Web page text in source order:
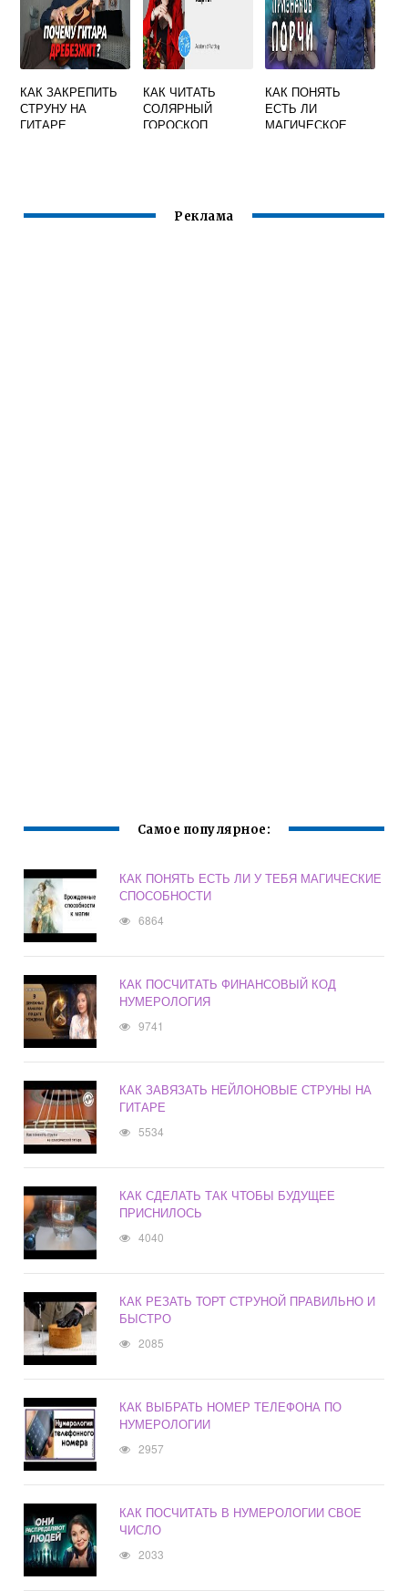
КАК ЗАКРЕПИТЬ
СТРУНУ НА
ГИТАРЕ
КАК ЧИТАТЬ
СОЛЯРНЫЙ
ГОРОСКОП
КАК ПОНЯТЬ
ЕСТЬ ЛИ
МАГИЧЕСКОЕ
Реклама
Самое популярное:
КАК ПОНЯТЬ ЕСТЬ ЛИ У ТЕБЯ МАГИЧЕСКИЕ
СПОСОБНОСТИ
6864
КАК ПОСЧИТАТЬ ФИНАНСОВЫЙ КОД
НУМЕРОЛОГИЯ
9741
КАК ЗАВЯЗАТЬ НЕЙЛОНОВЫЕ СТРУНЫ НА
ГИТАРЕ
5534
КАК СДЕЛАТЬ ТАК ЧТОБЫ БУДУЩЕЕ
ПРИСНИЛОСЬ
4040
КАК РЕЗАТЬ ТОРТ СТРУНОЙ ПРАВИЛЬНО И
БЫСТРО
2085
КАК ВЫБРАТЬ НОМЕР ТЕЛЕФОНА ПО
НУМЕРОЛОГИИ
2957
КАК ПОСЧИТАТЬ В НУМЕРОЛОГИИ СВОЕ
ЧИСЛО
2033